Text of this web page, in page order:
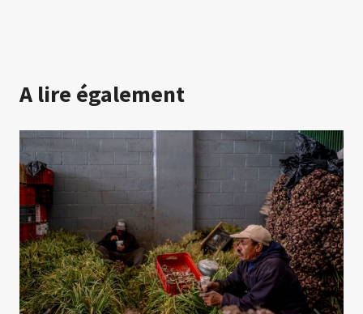
A lire également